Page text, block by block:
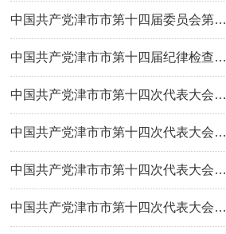
中国共产党津市市第十四届委员会第…
中国共产党津市市第十四届纪律检查…
中国共产党津市市第十四次代表大会…
中国共产党津市市第十四次代表大会…
中国共产党津市市第十四次代表大会…
中国共产党津市市第十四次代表大会…